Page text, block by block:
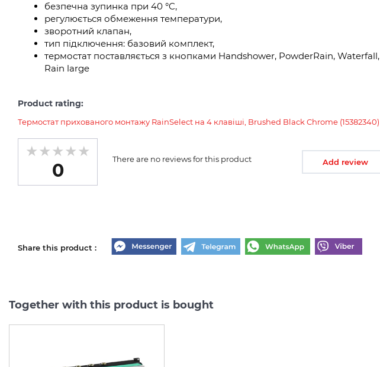
безпечна зупинка при 40 °C,
регулюється обмеження температури,
зворотний клапан,
тип підключення: базовий комплект,
термостат поставляється з кнопками Handshower, PowderRain, Waterfall,
Rain large
Product rating:
Термостат прихованого монтажу RainSelect на 4 клавіші, Brushed Black Chrome (15382340)
0
There are no reviews for this product Add review
Share this product :
Together with this product is bought